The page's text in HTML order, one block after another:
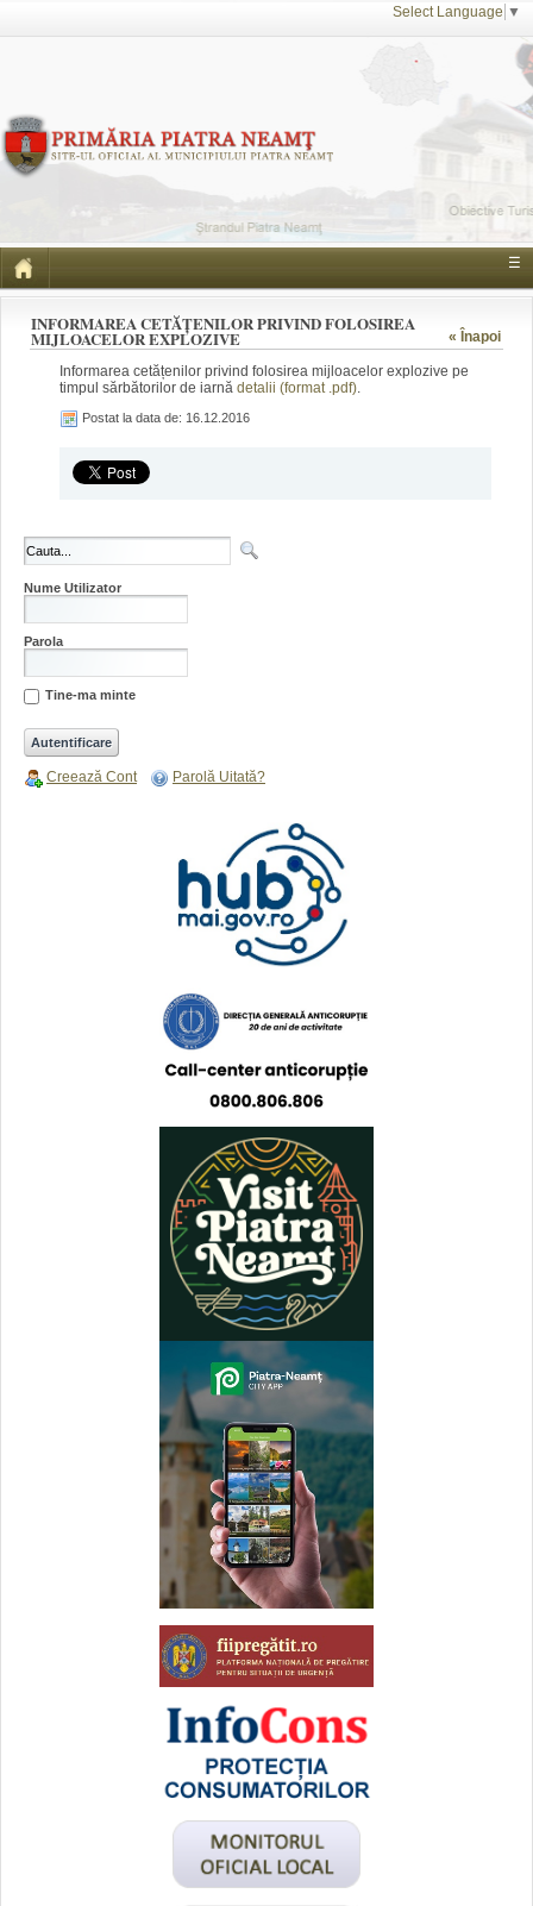
Select Language ▼
☰
« Înapoi
INFORMAREA CETĂȚENILOR PRIVIND FOLOSIREA
MIJLOACELOR EXPLOZIVE
Informarea cetățenilor privind folosirea mijloacelor explozive pe
timpul sărbătorilor de iarnă detalii (format .pdf)
Postat la data de: 16.12.2016
Nume Utilizator
Parola
Tine-ma minte
Creează Cont Parolă Uitată?